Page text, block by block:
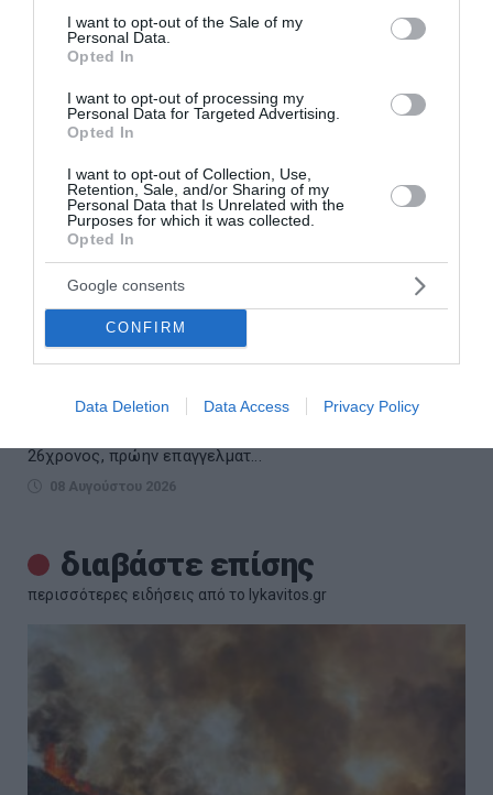
consent section.
I want to opt-out of the Sale of my
Personal Data.
Opted In
I want to opt-out of processing my
Personal Data for Targeted Advertising.
Opted In
I want to opt-out of Collection, Use,
Retention, Sale, and/or Sharing of my
Personal Data that Is Unrelated with the
Purposes for which it was collected.
Opted In
Google consents
CONFIRM
Data Deletion Data Access Privacy Policy
Τι αποκαλύπτει η «Daily Mail» για τη
δολοφονία της 38χρονης Βρετανίδας στην
Κυψέλη
26χρονου Αφγανού που κατηγορείται για τη δολοφονία
26χρονος, πρώην επαγγελματ...
08 Αυγούστου 2026
διαβάστε επίσης
περισσότερες ειδήσεις από το lykavitos.gr